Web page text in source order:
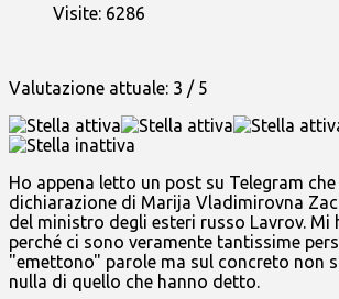
Visite: 6286
Valutazione attuale: 3 / 5
Ho appena letto un post su Telegram
dichiarazione di Marija Vladimirovna
del ministro degli esteri russo Lavrov.
perché ci sono veramente tantissime
"emettono" parole ma sul concreto non
nulla di quello che hanno detto.